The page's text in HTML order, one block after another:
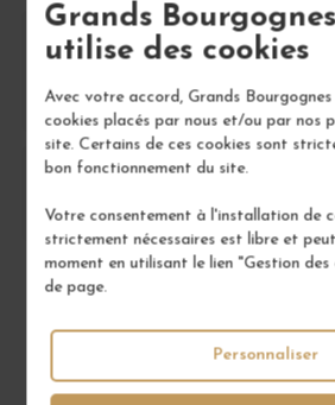
Grands Bourgognes
utilise des cookies
Avec votre accord, Grands
cookies placés par nous et/ou par nos
site. Certains de ces cookies sont
bon fonctionnement du site.
Votre consentement à l'installation de
strictement nécessaires est libre et
moment en utilisant le lien "Gestion des
de page.
Personnaliser
Quelles sont les principales
Gibryotte ?
La Gibryotte ?
Chablisien